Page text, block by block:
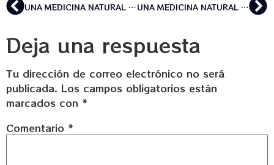
UNA MEDICINA NATURAL PARA LAS DUQUELAS DEL CORAZÓN: TESTIMONIOS DE GITANOS QUE HAN PROBADO LA AYAHUASCA UNA MEDICINA NATURAL PARA LAS DUQUELAS DEL CORAZÓN: TESTIMONIOS DE GITANOS QUE HAN PROBADO LA AYAHUASCA
Deja una respuesta
Tu dirección de correo electrónico no será
publicada. Los campos obligatorios están
marcados con *
Comentario *